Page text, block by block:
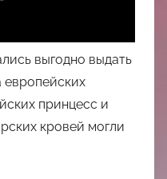
выгодно выдать
европейских
принцесс и
кровей могли